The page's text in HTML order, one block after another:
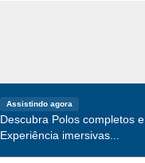
Assistindo agora
Descubra Polos completos e
Experiência imersivas...